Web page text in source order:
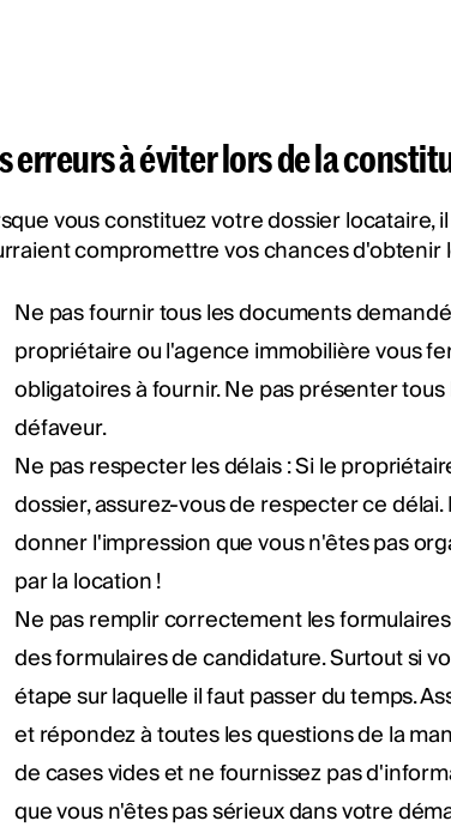
erreurs à éviter lors de la
vous constituez votre dossier
compromettre vos chances d'obtenir
Ne pas fournir tous les documents
propriétaire ou l'agence immobilière vous
obligatoires à fournir. Ne pas présenter
défaveur.
Ne pas respecter les délais : Si le
dossier, assurez-vous de respecter ce
donner l'impression que vous n'êtes pas
par la location !
Ne pas remplir correctement les
des formulaires de candidature. Surtout si
étape sur laquelle il faut passer du temps.
et répondez à toutes les questions de la
de cases vides et ne fournissez pas
que vous n'êtes pas sérieux dans votre